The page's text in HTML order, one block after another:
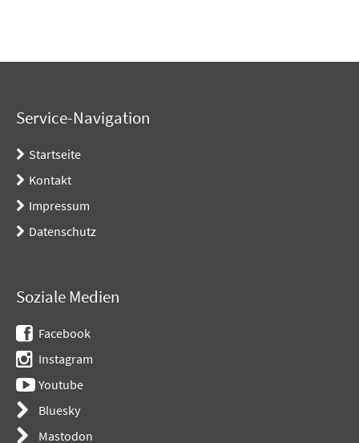
Service-Navigation
Startseite
Kontakt
Impressum
Datenschutz
Soziale Medien
Facebook
Instagram
Youtube
Bluesky
Mastodon